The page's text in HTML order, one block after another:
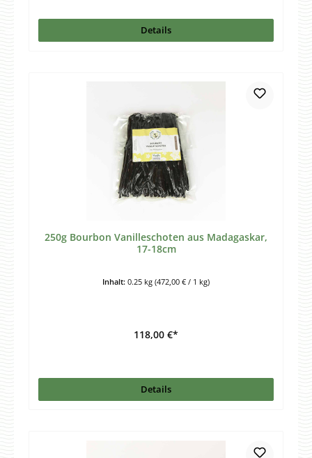
Details
250g Bourbon Vanilleschoten aus Madagaskar,
17-18cm
Inhalt: 0.25 kg (472,00 € / 1 kg)
118,00 €*
Details